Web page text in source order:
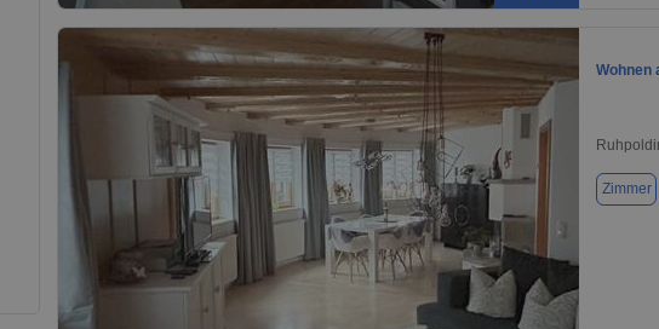
Wohnen
Zimmer